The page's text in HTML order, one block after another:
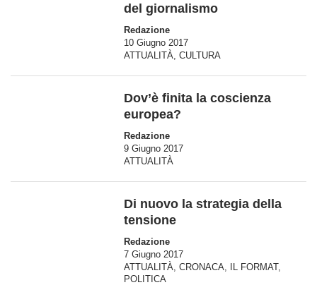
del giornalismo
Redazione
10 Giugno 2017
ATTUALITÀ, CULTURA
Dov’è finita la coscienza
europea?
Redazione
9 Giugno 2017
ATTUALITÀ
Di nuovo la strategia della
tensione
Redazione
7 Giugno 2017
ATTUALITÀ, CRONACA, IL FORMAT,
POLITICA